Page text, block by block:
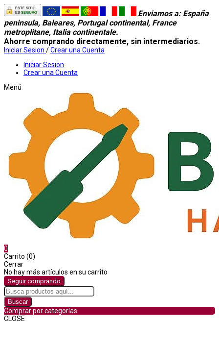
Enviamos a: España
peninsula, Baleares, Portugal continental, France
metroplitane, Italia continentale.
Ahorre comprando directamente, sin intermediarios.
Iniciar Sesion /Crear una Cuenta
Iniciar Sesion
Crear una Cuenta
Menú
0
Carrito (0)
Cerrar
No hay más artículos en su carrito
Seguir comprando
Buscar
Comprar por categorías
CLOSE